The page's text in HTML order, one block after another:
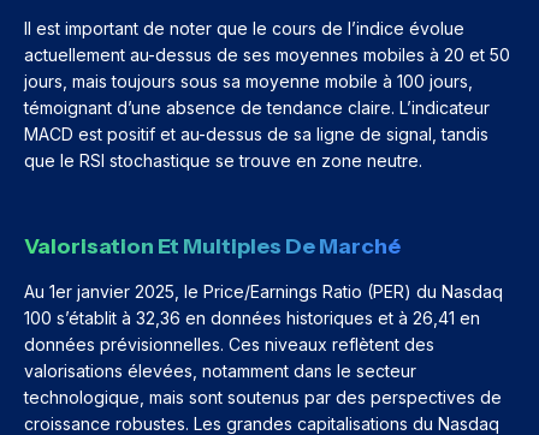
Il est important de noter que le cours de l’indice évolue
actuellement au-dessus de ses moyennes mobiles à 20 et 50
jours, mais toujours sous sa moyenne mobile à 100 jours,
témoignant d’une absence de tendance claire. L’indicateur
MACD est positif et au-dessus de sa ligne de signal, tandis
que le RSI stochastique se trouve en zone neutre.
Valorisation Et Multiples De Marché
Au 1er janvier 2025, le Price/Earnings Ratio (PER) du Nasdaq
100 s’établit à 32,36 en données historiques et à 26,41 en
données prévisionnelles. Ces niveaux reflètent des
valorisations élevées, notamment dans le secteur
technologique, mais sont soutenus par des perspectives de
croissance robustes. Les grandes capitalisations du Nasdaq